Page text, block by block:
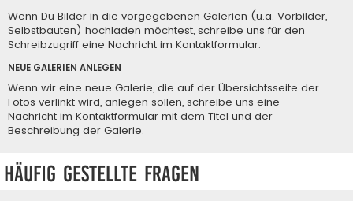
Wenn Du Bilder in die vorgegebenen Galerien (u.a. Vorbilder,
Selbstbauten) hochladen möchtest, schreibe uns für den
Schreibzugriff eine Nachricht im Kontaktformular.
NEUE GALERIEN ANLEGEN
Wenn wir eine neue Galerie, die auf der Übersichtsseite der
Fotos verlinkt wird, anlegen sollen, schreibe uns eine
Nachricht im Kontaktformular mit dem Titel und der
Beschreibung der Galerie.
Häufig gestellte Fragen